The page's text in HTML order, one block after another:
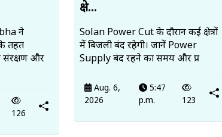
ने
तहत
संरक्षण और
126
क्षे...
Solan Power Cut के दौरान कई क्षेत्रों
में बिजली बंद रहेगी। जानें Power
Supply बंद रहने का समय और प्र
Aug. 6,
2026
5:47
p.m.
123